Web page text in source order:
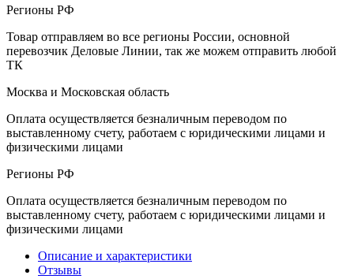
Регионы РФ
Товар отправляем во все регионы России, основной
перевозчик Деловые Линии, так же можем отправить любой
ТК
Москва и Московская область
Оплата осуществляется безналичным переводом по
выставленному счету, работаем с юридическими лицами и
физическими лицами
Регионы РФ
Оплата осуществляется безналичным переводом по
выставленному счету, работаем с юридическими лицами и
физическими лицами
Описание и характеристики
Отзывы